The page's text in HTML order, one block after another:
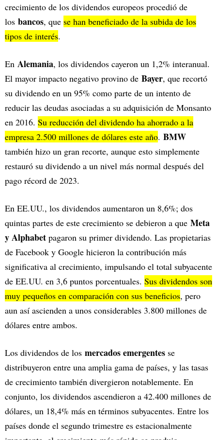
crecimiento de los dividendos europeos procedió de
los bancos, que se han beneficiado de la subida de los
tipos de interés.
En Alemania, los dividendos cayeron un 1,2% interanual.
El mayor impacto negativo provino de Bayer, que recortó
su dividendo en un 95% como parte de un intento de
reducir las deudas asociadas a su adquisición de Monsanto
en 2016. Su reducción del dividendo ha ahorrado a la
empresa 2.500 millones de dólares este año. BMW
también hizo un gran recorte, aunque esto simplemente
restauró su dividendo a un nivel más normal después del
pago récord de 2023.
En EE.UU., los dividendos aumentaron un 8,6%; dos
quintas partes de este crecimiento se debieron a que Meta
y Alphabet pagaron su primer dividendo. Las propietarias
de Facebook y Google hicieron la contribución más
significativa al crecimiento, impulsando el total subyacente
de EE.UU. en 3,6 puntos porcentuales. Sus dividendos son
muy pequeños en comparación con sus beneficios, pero
aun así ascienden a unos considerables 3.800 millones de
dólares entre ambos.
Los dividendos de los mercados emergentes se
distribuyeron entre una amplia gama de países, y las tasas
de crecimiento también divergieron notablemente. En
conjunto, los dividendos ascendieron a 42.400 millones de
dólares, un 18,4% más en términos subyacentes. Entre los
países donde el segundo trimestre es estacionalmente